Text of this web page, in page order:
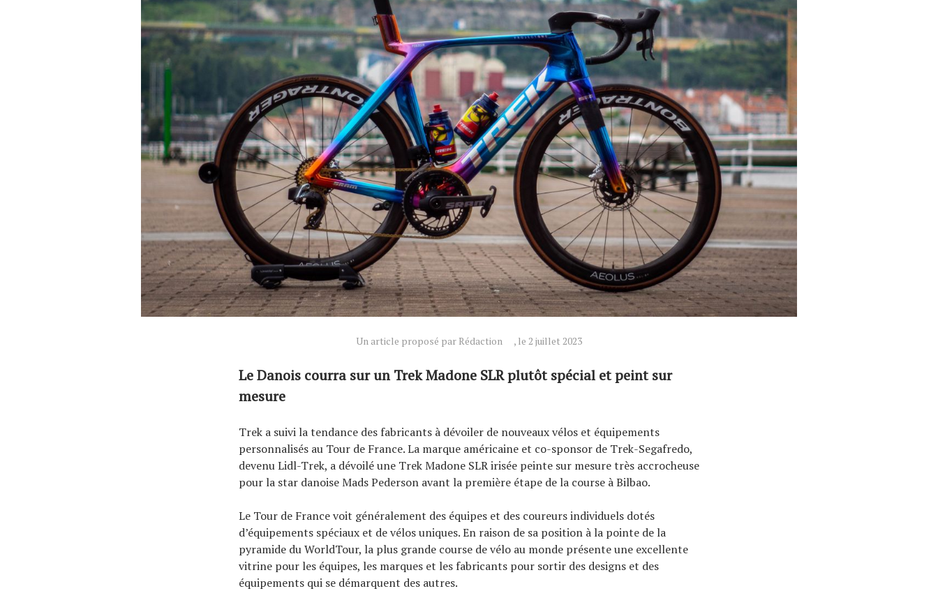
Un article proposé par Rédaction , le 2 juillet 2023
Le Danois courra sur un Trek Madone SLR plutôt spécial et peint sur
mesure
Trek a suivi la tendance des fabricants à dévoiler de nouveaux vélos et équipements
personnalisés au Tour de France. La marque américaine et co-sponsor de Trek-Segafredo,
devenu Lidl-Trek, a dévoilé une Trek Madone SLR irisée peinte sur mesure très accrocheuse
pour la star danoise Mads Pederson avant la première étape de la course à Bilbao.
Le Tour de France voit généralement des équipes et des coureurs individuels dotés
d’équipements spéciaux et de vélos uniques. En raison de sa position à la pointe de la
pyramide du WorldTour, la plus grande course de vélo au monde présente une excellente
vitrine pour les équipes, les marques et les fabricants pour sortir des designs et des
équipements qui se démarquent des autres.